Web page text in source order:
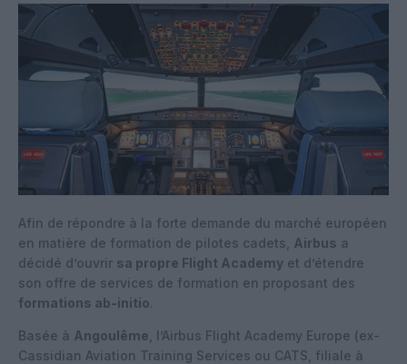
Afin de répondre à la forte demande du marché européen
en matière de formation de pilotes cadets,
Airbus a
décidé d’ouvrir sa propre Flight Academy et d’étendre
son offre de services de formation en proposant des
formations ab-initio.
Basée à Angoulême , l’Airbus Flight Academy Europe (ex-
Cassidian Aviation Training Services ou CATS, filiale à